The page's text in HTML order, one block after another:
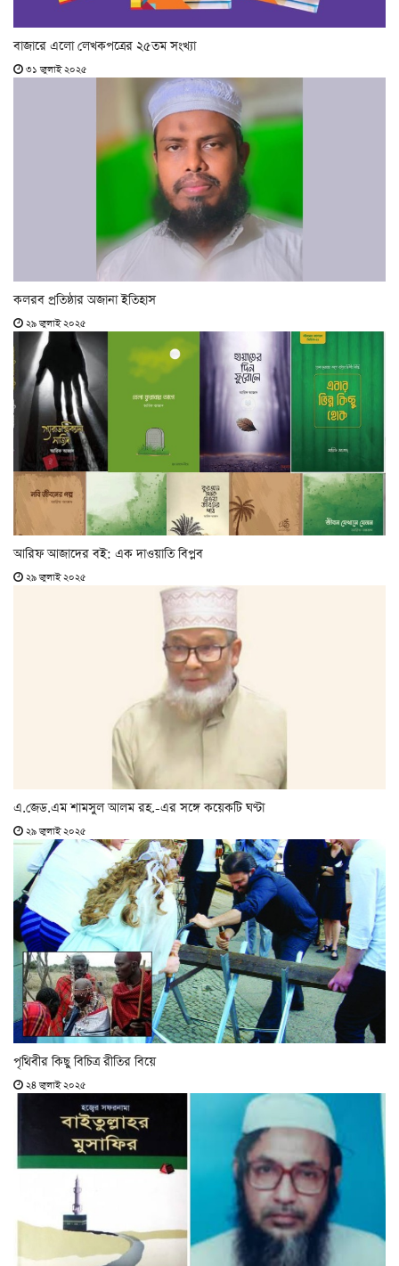
বাজারে এলো লেখকপত্রের ২৫তম সংখ্যা
৩১ জুলাই ২০২৫
কলরব প্রতিষ্ঠার অজানা ইতিহাস
২৯ জুলাই ২০২৫
আরিফ আজাদের বই: এক দাওয়াতি বিপ্লব
২৯ জুলাই ২০২৫
এ.জেড.এম শামসুল আলম রহ.-এর সঙ্গে কয়েকটি ঘণ্টা
২৯ জুলাই ২০২৫
পৃথিবীর কিছু বিচিত্র রীতির বিয়ে
২৪ জুলাই ২০২৫